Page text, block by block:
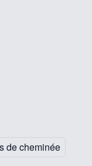
de cheminée